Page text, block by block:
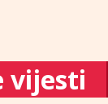
vijesti